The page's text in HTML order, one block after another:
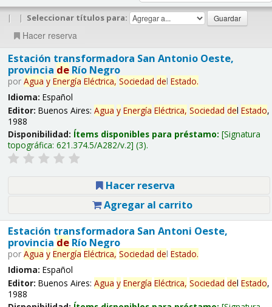
| | Seleccionar títulos para:
Hacer reserva
Estación transformadora San Antonio Oeste,
provincia deRío Negro
por Agua y Energía Eléctrica, Sociedad del Estado.
Idioma: Español
Editor: Buenos Aires: Agua y Energía Eléctrica, Sociedad del Estado,
1988
Disponibilidad: Ítems disponibles para préstamo: Signatura
topográfica: 621.374.5/A282/v.2 (3).
Hacer reserva
Agregar al carrito
Estación transformadora San Antoni Oeste,
provincia deRío Negro
por Agua y Energía Eléctrica, Sociedad del Estado.
Idioma: Español
Editor: Buenos Aires: Agua y Energía Eléctrica, Sociedad del Estado,
1988